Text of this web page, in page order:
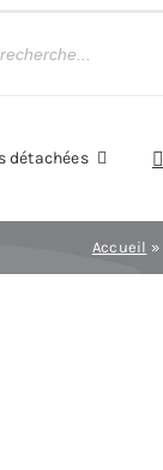
détachées
Accueil »